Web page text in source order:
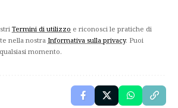
Termini di utilizzo e riconosci le pratiche di
nella nostra Informativa sulla privacy. Puoi
momento.